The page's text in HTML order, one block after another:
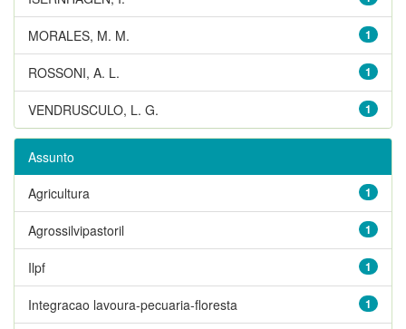
1
MORALES, M. M.
1
ROSSONI, A. L.
1
VENDRUSCULO, L. G.
Assunto
1
Agricultura
1
Agrossilvipastoril
1
Ilpf
1
Integracao lavoura-pecuaria-floresta